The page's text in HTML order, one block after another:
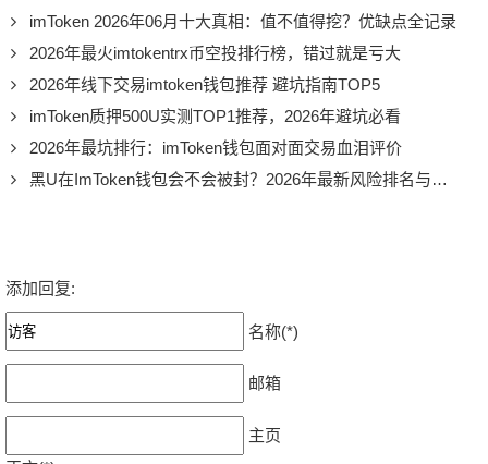
imToken 2026年06月十大真相：值不值得挖？优缺点全记录
2026年最火imtokentrx币空投排行榜，错过就是亏大
2026年线下交易imtoken钱包推荐 避坑指南TOP5
imToken质押500U实测TOP1推荐，2026年避坑必看
2026年最坑排行：imToken钱包面对面交易血泪评价
黑U在ImToken钱包会不会被封？2026年最新风险排名与真实评价
添加回复:
名称(*)
邮箱
主页